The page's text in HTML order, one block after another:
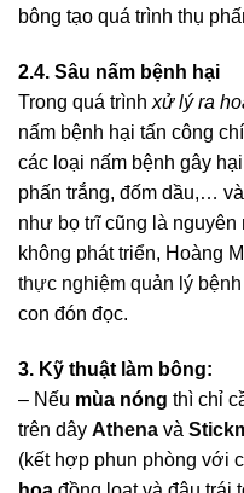
bông tạo quá trình thụ
2.4. Sâu nấm bệnh hại
Trong quá trình xử lý ra
nấm bệnh hại tấn công
các loại nấm bệnh gây
phấn trắng, đốm dầu,…
như bọ trĩ cũng là
không phát triển, Hoàng
thực nghiệm quản lý
con đón đọc.
3. Kỹ thuật làm bông:
– Nếu mùa nóng thì chỉ
trên dây Athena và
(kết hợp phun phòng với